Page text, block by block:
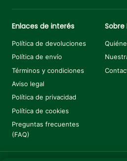
Enlaces de interés
Política de devoluciones
Política de envío
Términos y condiciones
Aviso legal
Política de privacidad
Política de cookies
Preguntas frecuentes
(FAQ)
Sobre
Suscríbete y consigue un